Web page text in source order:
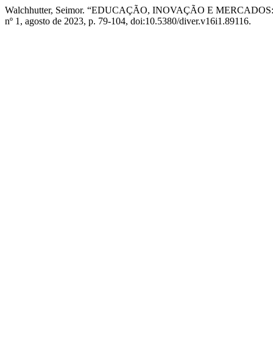
Walchhutter, Seimor. “EDUCAÇÃO, INOVAÇÃO E
nº 1, agosto de 2023, p. 79-104, doi:10.5380/diver.v16i1.89116.